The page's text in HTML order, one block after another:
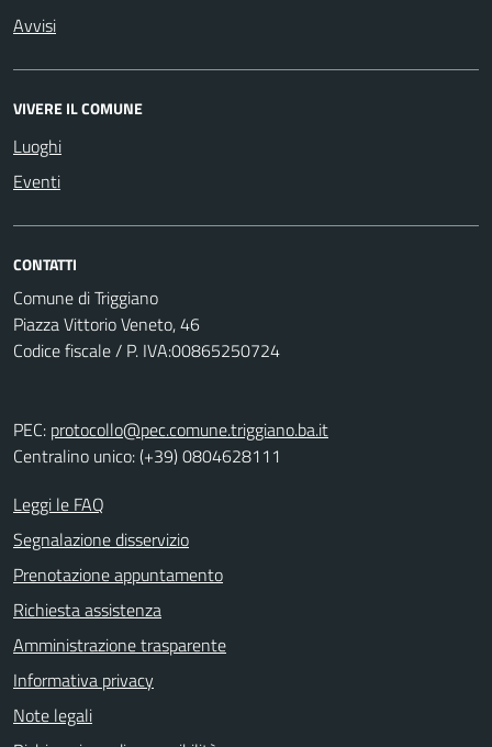
Avvisi
VIVERE IL COMUNE
Luoghi
Eventi
CONTATTI
Comune di Triggiano
Piazza Vittorio Veneto, 46
Codice fiscale / P. IVA:00865250724
PEC: protocollo@pec.comune.triggiano.ba.it
Centralino unico: (+39) 0804628111
Leggi le FAQ
Segnalazione disservizio
Prenotazione appuntamento
Richiesta assistenza
Amministrazione trasparente
Informativa privacy
Note legali